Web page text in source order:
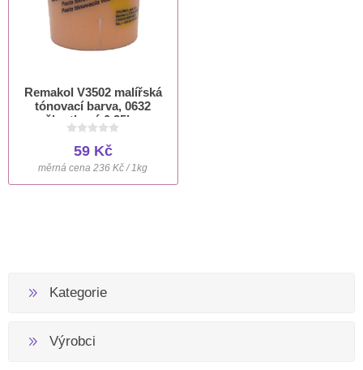
Remakol V3502 malířská
tónovací barva, 0632
žloutková 0,25kg
59 Kč
měrná cena 236 Kč / 1kg
Kategorie
Výrobci